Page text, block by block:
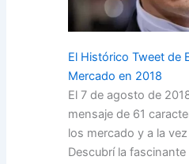
El Histórico Tweet de
Mercado en 2018
El 7 de agosto de
mensaje de 61
los mercado y a la
Descubrí la